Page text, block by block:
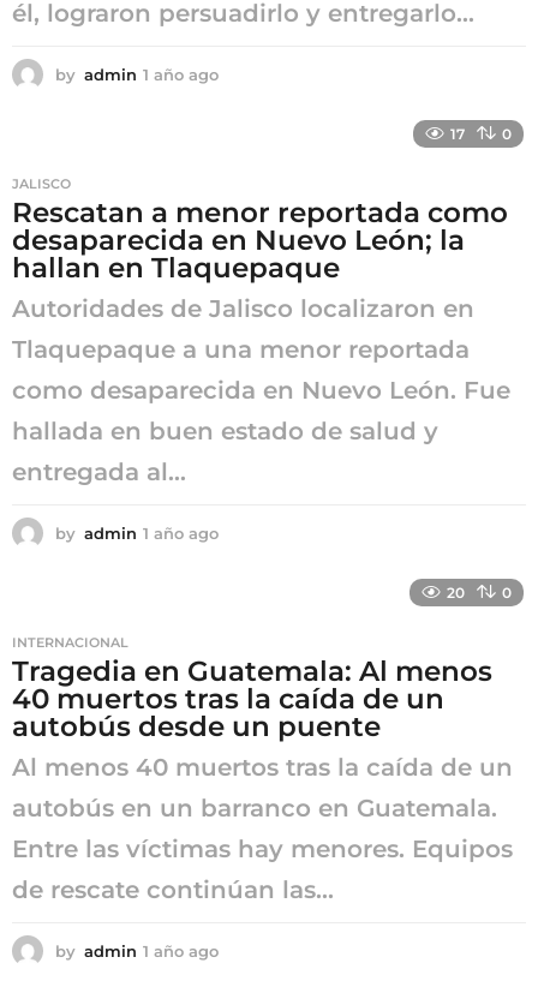
él, lograron persuadirlo y entregarlo...
by admin 1 año ago
o
17 0
JALISCO
Rescatan a menor reportada como
desaparecida en Nuevo León; la
hallan en Tlaquepaque
Autoridades de Jalisco localizaron en
Tlaquepaque a una menor reportada
como desaparecida en Nuevo León. Fue
hallada en buen estado de salud y
entregada al...
by admin 1 año ago
o
20 0
INTERNACIONAL
Tragedia en Guatemala: Al menos
40 muertos tras la caída de un
autobús desde un puente
Al menos 40 muertos tras la caída de un
autobús en un barranco en Guatemala.
Entre las víctimas hay menores. Equipos
de rescate continúan las...
by admin 1 año ago